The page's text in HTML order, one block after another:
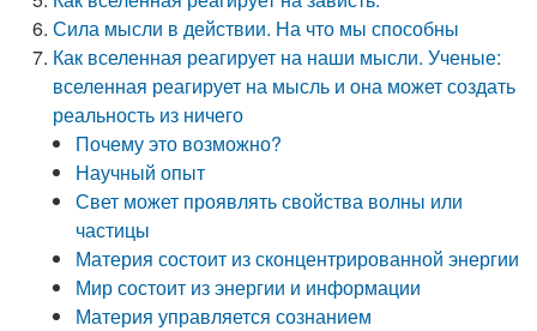
Сила мысли в действии. На что мы способны
Как вселенная реагирует на наши мысли. Ученые:
вселенная реагирует на мысль и она может создать
реальность из ничего
Почему это возможно?
Научный опыт
Свет может проявлять свойства волны или
частицы
Материя состоит из сконцентрированной энергии
Мир состоит из энергии и информации
Материя управляется сознанием